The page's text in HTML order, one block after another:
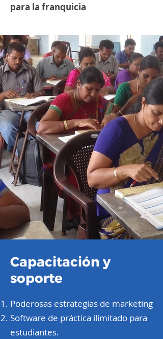
para la franquicia
Capacitación y
soporte
Poderosas estrategias de marketing
Software de práctica ilimitado para
estudiantes.